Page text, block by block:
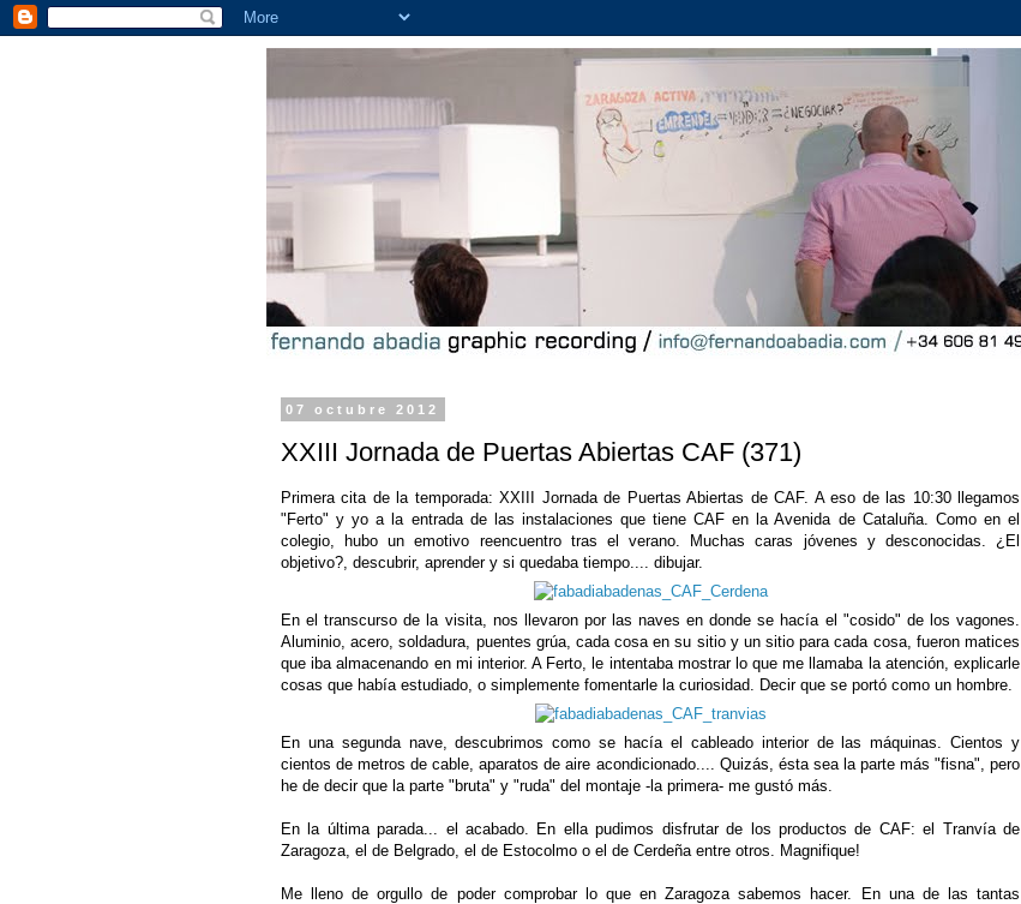
07 octubre 2012
XXIII Jornada de Puertas Abiertas CAF (371)
Primera cita de la temporada: XXIII Jornada de Puertas Abiertas de CAF. A eso de las 10:30 llegamos
"Ferto" y yo a la entrada de las instalaciones que tiene CAF en la Avenida de Cataluña. Como en el
colegio, hubo un emotivo reencuentro tras el verano. Muchas caras jóvenes y desconocidas. ¿El
objetivo?, descubrir, aprender y si quedaba tiempo.... dibujar.
En el transcurso de la visita, nos llevaron por las naves en donde se hacía el "cosido" de los vagones.
Aluminio, acero, soldadura, puentes grúa, cada cosa en su sitio y un sitio para cada cosa, fueron matices
que iba almacenando en mi interior. A Ferto, le intentaba mostrar lo que me llamaba la atención, explicarle
cosas que había estudiado, o simplemente fomentarle la curiosidad. Decir que se portó como un hombre.
En una segunda nave, descubrimos como se hacía el cableado interior de las máquinas. Cientos y
cientos de metros de cable, aparatos de aire acondicionado.... Quizás, ésta sea la parte más "fisna", pero
he de decir que la parte "bruta" y "ruda" del montaje -la primera- me gustó más.
En la última parada... el acabado. En ella pudimos disfrutar de los productos de CAF: el Tranvía de
Zaragoza, el de Belgrado, el de Estocolmo o el de Cerdeña entre otros. Magnifique!
Me lleno de orgullo de poder comprobar lo que en Zaragoza sabemos hacer. En una de las tantas